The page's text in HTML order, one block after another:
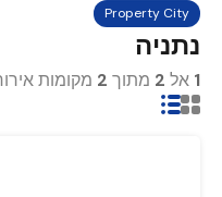
Property City
נתניה
1 אל 2 מתוך 2 מקומות